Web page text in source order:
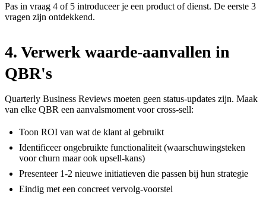
Pas in vraag 4 of 5 introduceer je een product of dienst. De eerste 3
vragen zijn ontdekkend.
4. Verwerk waarde-aanvallen in
QBR's
Quarterly Business Reviews moeten geen status-updates zijn. Maak
van elke QBR een aanvalsmoment voor cross-sell:
Toon ROI van wat de klant al gebruikt
Identificeer ongebruikte functionaliteit (waarschuwingsteken
voor churn maar ook upsell-kans)
Presenteer 1-2 nieuwe initiatieven die passen bij hun strategie
Eindig met een concreet vervolg-voorstel